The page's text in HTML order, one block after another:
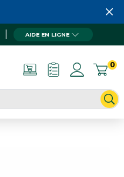
AIDE EN LIGNE
0